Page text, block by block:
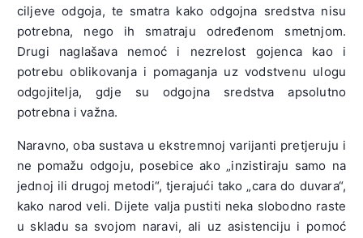
ciljeve odgoja, te smatra kako odgojna sredstva nisu
potrebna, nego ih smatraju određenom smetnjom.
Drugi naglašava nemoć i nezrelost gojenca kao i
potrebu oblikovanja i pomaganja uz vodstvenu ulogu
odgojitelja, gdje su odgojna sredstva apsolutno
potrebna i važna.
Naravno, oba sustava u ekstremnoj varijanti pretjeruju i
ne pomažu odgoju, posebice ako „inzistiraju samo na
jednoj ili drugoj metodi“, tjerajući tako „cara do duvara“,
kako narod veli. Dijete valja pustiti neka slobodno raste
u skladu sa svojom naravi, ali uz asistenciju i pomoć